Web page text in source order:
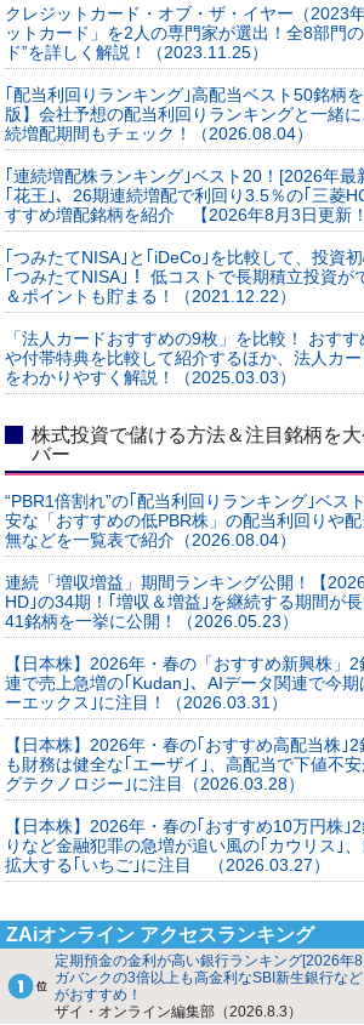
クレジットカード・オブ・ザ・イヤー（2023
ットカード」を2人の専門家が選出！全8部門
ド”を詳しく解説！（2023.11.25）
｢配当利回りランキング｣高配当ベスト50銘柄
版】会社予想の配当利回りランキングと一緒
続増配期間もチェック！（2026.08.04）
｢連続増配株ランキング｣ベスト20！[2026年
｢花王｣、26期連続増配で利回り3.5％の｢三菱
すすめ増配銘柄を紹介 【2026年8月3日更新
｢つみたてNISA｣と｢iDeCo｣を比較して、投資
｢つみたてNISA｣！ 低コストで長期積立投資が
＆ポイントも貯まる！（2021.12.22）
「法人カードおすすめの9枚」を比較！ おす
や付帯特典を比較して紹介するほか、法人カ
をわかりやすく解説！（2025.03.03）
株式投資で儲ける方法＆注目銘柄を
バー
“PBR1倍割れ”の｢配当利回りランキング｣ベス
安な「おすすめの低PBR株」の配当利回りや
無などを一覧表で紹介（2026.08.04）
連続「増収増益」期間ランキング公開！【
HD｣の34期！｢増収＆増益｣を継続する期間が
41銘柄を一挙に公開！（2026.05.23）
【日本株】2026年・春の「おすすめ新興株」
連で売上急増の｢Kudan｣、AIデータ関連で今
ーエックス｣に注目！（2026.03.31）
【日本株】2026年・春の｢おすすめ高配当株｣
も財務は健全な｢エーザイ｣、高配当で下値不
グテクノロジー｣に注目（2026.03.28）
【日本株】2026年・春の｢おすすめ10万円株｣
りなど金融犯罪の急増が追い風の｢カウリス｣
拡大する｢いちご｣に注目 （2026.03.27）
ZAiオンライン アクセスランキング
定期預金の金利が高い銀行ランキング[2026年
ガバンクの3倍以上も高金利なSBI新生銀行な
がおすすめ！
ザイ・オンライン編集部（2026.8.3）